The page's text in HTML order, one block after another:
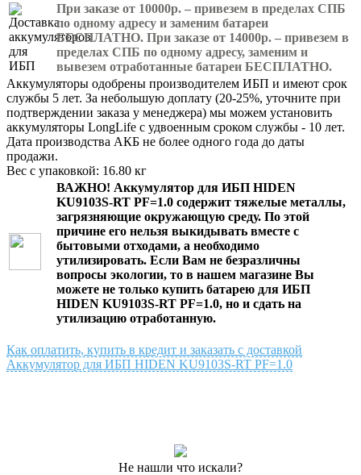
При заказе от 10000р. – привезем в пределах СПБ
по одному адресу и заменим батареи
БЕСПЛАТНО. При заказе от 14000р. – привезем в
пределах СПБ по одному адресу, заменим и
вывезем отработанные батареи БЕСПЛАТНО.
Аккумуляторы одобрены производителем ИБП и имеют срок
службы 5 лет. За небольшую доплату (20-25%, уточните при
подтверждении заказа у менеджера) мы можем установить
аккумуляторы LongLife с удвоенным сроком службы - 10 лет.
Дата производства АКБ не более одного года до даты
продажи.
Вес с упаковкой: 16.80 кг
ВАЖНО! Аккумулятор для ИБП HIDEN
KU9103S-RT PF=1.0 содержит тяжелые металлы,
загрязняющие окружающую среду. По этой
причине его нельзя выкидывать вместе с
бытовыми отходами, а необходимо
утилизировать. Если Вам не безразличны
вопросы экологии, то в нашем магазине Вы
можете не только купить батарею для ИБП
HIDEN KU9103S-RT PF=1.0, но и сдать на
утилизацию отработанную.
Как оплатить, купить в кредит и заказать с доставкой
Аккумулятор для ИБП HIDEN KU9103S-RT PF=1.0
Не нашли что искали?